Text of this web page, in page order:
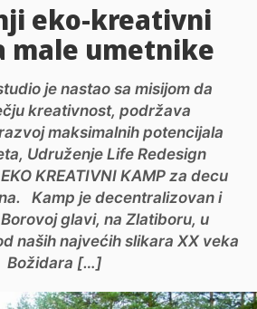
eko-kreativni
male umetnike
je nastao sa misijom da
kreativnost, podržava
maksimalnih potencijala
Udruženje Life Redesign
KREATIVNI KAMP za decu
Kamp je decentralizovan i
glavi, na Zlatiboru, u
naših najvećih slikara XX veka
Božidara […]